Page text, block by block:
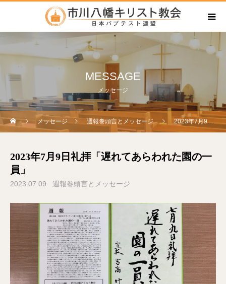
MESSAGE
メッセージ
メッセージ 週報巻頭言とメッセージ 2023年7月9日礼拝「遅れてあらわれた園の一員」
2023年7月9日礼拝「遅れてあらわれた園の一
員」
2023.07.09 週報巻頭言とメッセージ